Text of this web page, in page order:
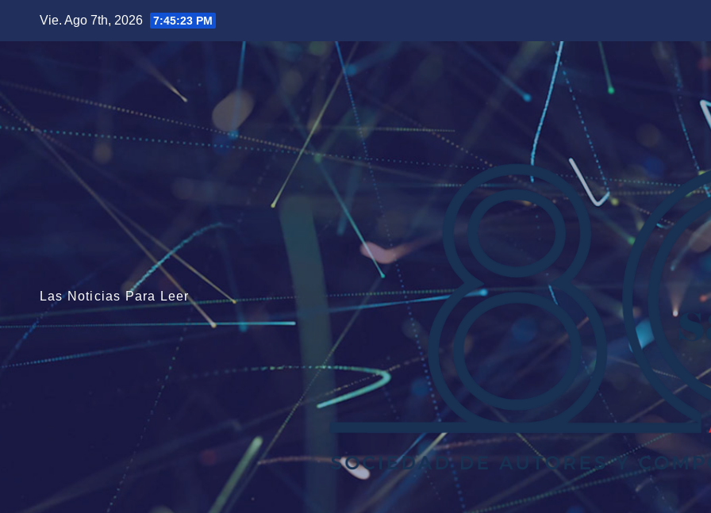
Vie. Ago 7th, 2026 7:45:24 PM
Las Noticias Para Leer